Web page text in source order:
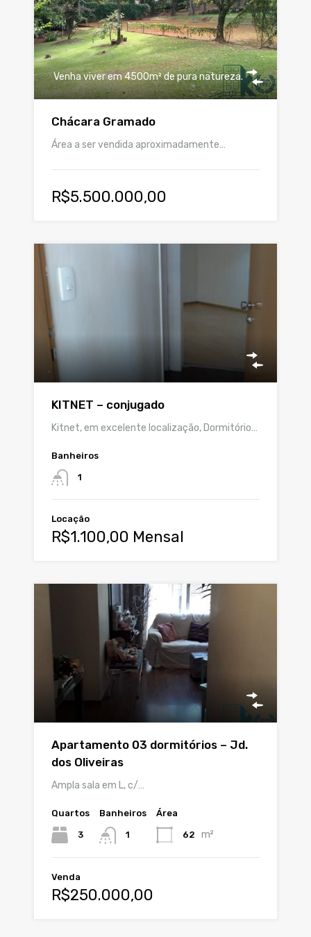
Venha viver em 4500m² de pura natureza.
Chácara Gramado
Área a ser vendida aproximadamente…
R$5.500.000,00
KITNET – conjugado
Kitnet, em excelente localização, Dormitório…
Banheiros
1
Locação
R$1.100,00 Mensal
Apartamento 03 dormitórios – Jd.
dos Oliveiras
Ampla sala em L, c/…
Quartos
3
Banheiros
1
Área
62 m²
Venda
R$250.000,00